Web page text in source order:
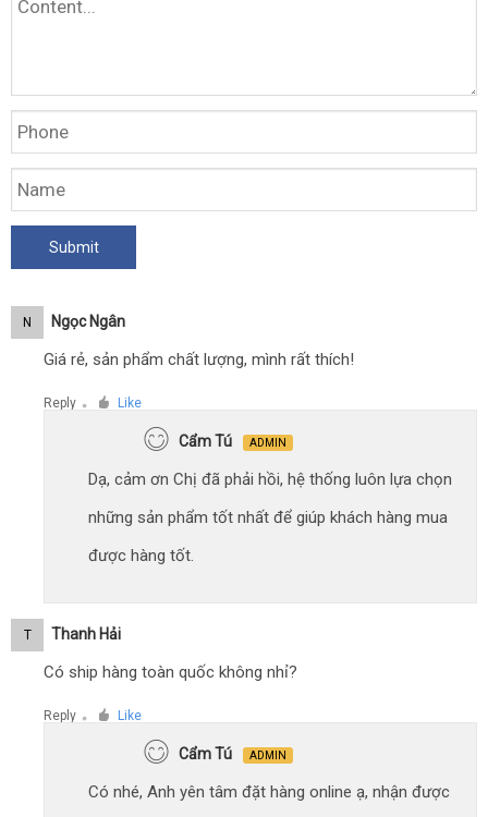
N Ngọc Ngân
Giá rẻ, sản phẩm chất lượng, mình rất thích!
Reply ● Like
Cẩm Tú ADMIN
Dạ, cảm ơn Chị đã phải hồi, hệ thống luôn lựa chọn
những sản phẩm tốt nhất để giúp khách hàng mua
được hàng tốt.
T Thanh Hải
Có ship hàng toàn quốc không nhỉ?
Reply ● Like
Cẩm Tú ADMIN
Có nhé, Anh yên tâm đặt hàng online ạ, nhận được